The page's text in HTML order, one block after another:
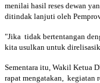
menilai hasil reses dewan
ditindak lanjuti oleh
"Jika tidak bertentangan
kita usulkan untuk
Sementara itu, Wakil Ketua
rapat mengatakan, kegiatan